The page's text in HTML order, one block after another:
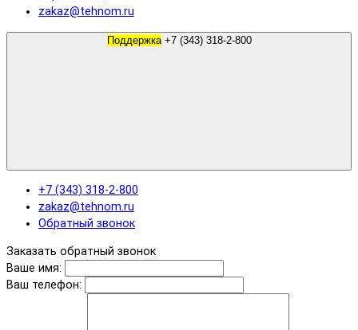
zakaz@tehnom.ru
Поддержка +7 (343) 318-2-800
+7 (343) 318-2-800
zakaz@tehnom.ru
Обратный звонок
Заказать обратный звонок
Ваше имя:
Ваш телефон: